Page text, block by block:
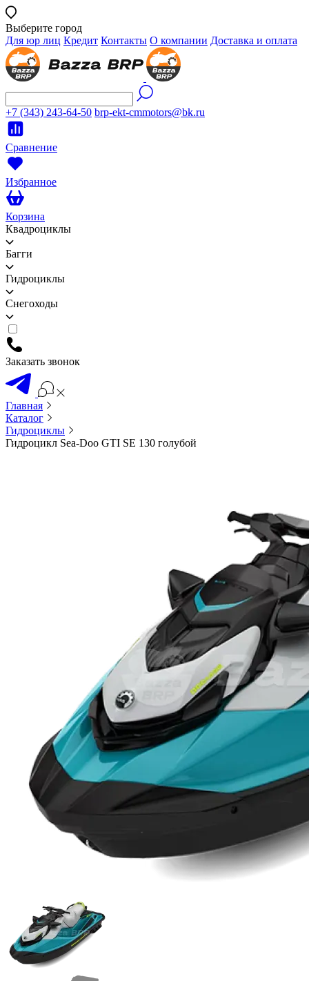
Выберите город
Для юр лиц Кредит Контакты О компании Доставка и оплата
+7 (343) 243-64-50 brp-ekt-cmmotors@bk.ru
Сравнение
Избранное
Корзина
Квадроциклы
Багги
Гидроциклы
Снегоходы
Заказать звонок
Главная
Каталог
Гидроциклы
Гидроцикл Sea-Doo GTI SE 130 голубой